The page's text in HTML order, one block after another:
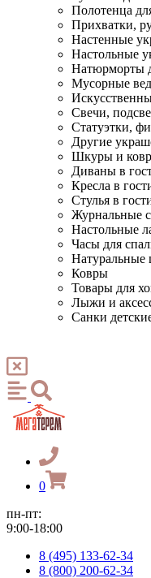
Полотенца
Прихватки,
Настенные
Настольные
Натюрморты
Мусорные
Свечи,
Статуэтки,
Другие
Шкуры и
Диваны в
Кресла в
Стулья в
Журнальные
Настольные
Часы для
Ковры
Товары для
Лыжи и
Санки
0
пн-пт:
9:00-18:00
8 (495) 133-62-34
8 (800) 200-62-34